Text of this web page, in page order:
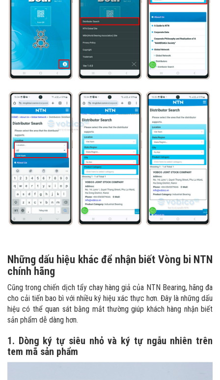
Những dấu hiệu khác để nhận biết Vòng bi NTN
chính hãng
Cũng trong chiến dịch tẩy chay hàng giả của NTN Bearing, hãng đa
cho cải tiến bao bì với nhiều ký hiệu xác thực hơn. Đây là những dấu
hiệu có thể quan sát bằng mắt thường giúp khách hàng nhận biết
sản phẩm dễ dàng hơn.
1. Dòng ký tự siêu nhỏ và ký tự ngẫu nhiên trên
tem mã sản phẩm